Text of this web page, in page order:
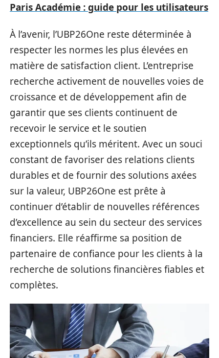
Paris Académie : guide pour les utilisateurs
À l’avenir, l’UBP26One reste déterminée à
respecter les normes les plus élevées en
matière de satisfaction client. L’entreprise
recherche activement de nouvelles voies de
croissance et de développement afin de
garantir que ses clients continuent de
recevoir le service et le soutien
exceptionnels qu’ils méritent. Avec un souci
constant de favoriser des relations clients
durables et de fournir des solutions axées
sur la valeur, UBP26One est prête à
continuer d’établir de nouvelles références
d’excellence au sein du secteur des services
financiers. Elle réaffirme sa position de
partenaire de confiance pour les clients à la
recherche de solutions financières fiables et
complètes.